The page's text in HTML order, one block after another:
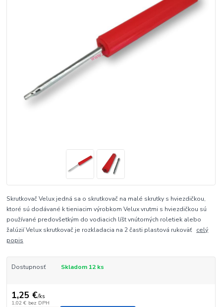
Skrutkovač Velux jedná sa o skrutkovač na malé skrutky s hviezdičkou,
ktoré sú dodávané k tieniacim výrobkom Velux vrutmi s hviezdičkou sú
používané predovšetkým do vodiacich líšt vnútorných roletiek alebo
žalúzií Velux skrutkovač je rozkladacia na 2 časti plastová rukoväť celý
popis
Dostupnosť Skladom 12 ks
1,25 €/ks
1,02 € bez DPH